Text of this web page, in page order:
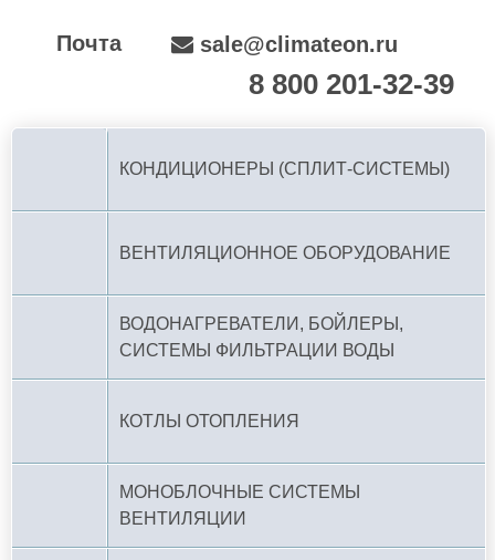
Почта sale@climateon.ru
8 800 201-32-39
КОНДИЦИОНЕРЫ (СПЛИТ-СИСТЕМЫ)
ВЕНТИЛЯЦИОННОЕ ОБОРУДОВАНИЕ
ВОДОНАГРЕВАТЕЛИ, БОЙЛЕРЫ,
СИСТЕМЫ ФИЛЬТРАЦИИ ВОДЫ
КОТЛЫ ОТОПЛЕНИЯ
МОНОБЛОЧНЫЕ СИСТЕМЫ
ВЕНТИЛЯЦИИ